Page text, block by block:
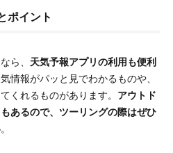
ポイント
ら、 天気予報アプリの利用も便利
情報がパッと見でわかるものや、
くれるものがあります。 アウトド
あるので、ツーリングの際はぜひ
。